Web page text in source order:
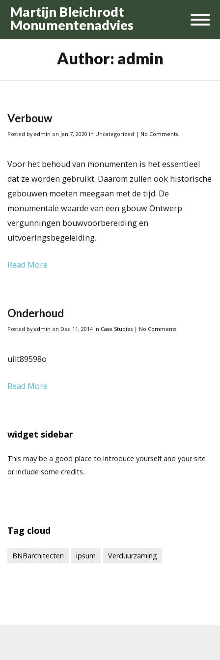
Martijn Bleichrodt
Monumentenadvies
Author: admin
Verbouw
Posted byadmin on Jan 7, 2020 in Uncategorized | No Comments
Voor het behoud van monumenten is het essentieel
dat ze worden gebruikt. Daarom zullen ook historische
gebouwen moeten meegaan met de tijd. De
monumentale waarde van een gbouw Ontwerp
vergunningen bouwvoorbereiding en
uitvoeringsbegeleiding.
Read More
Onderhoud
Posted byadmin on Dec 11, 2014 in Case Studies | No Comments
uilt89598o
Read More
widget sidebar
This may be a good place to introduce yourself and your site
or include some credits.
Tag cloud
BNBarchitecten ipsum Verduurzaming